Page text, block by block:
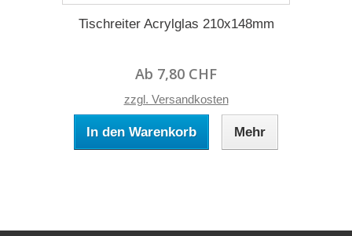
Tischreiter Acrylglas 210x148mm
Ab 7,80 CHF
zzgl. Versandkosten
In den Warenkorb Mehr